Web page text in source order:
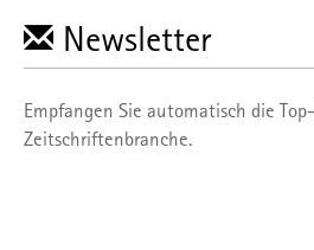
Newsletter
Empfangen Sie automatisch die
Zeitschriftenbranche.